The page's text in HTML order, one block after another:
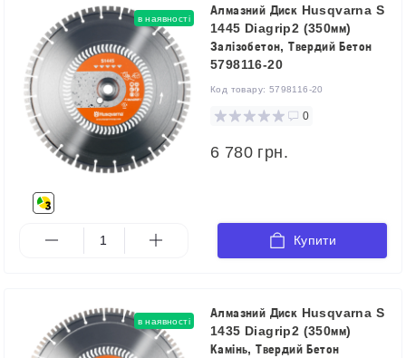
в наявності
Алмазний Диск Husqvarna S
1445 Diagrip2 (350мм)
Залізобетон, Твердий Бетон
5798116-20
Код товару: 5798116-20
0
6 780 грн.
Купити
в наявності
Алмазний Диск Husqvarna S
1435 Diagrip2 (350мм)
Камінь, Твердий Бетон